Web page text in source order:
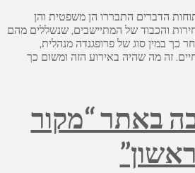
הדברים התבררו הן משפטית והן
והכבוד של המתיישבים, שנשללים מהם
כך במין סוג של פרופגנדה מנהלית,
זה מה שהיה באירוע הזה ומשום כך
באתר “מקור
ראשון”